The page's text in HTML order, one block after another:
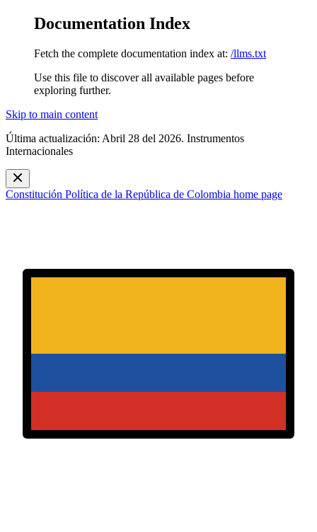
Documentation Index
Fetch the complete documentation index at: /llms.txt
Use this file to discover all available pages before
exploring further.
Skip to main content
Última actualización: Abril 28 del 2026. Instrumentos
Internacionales
Constitución Política de la República de Colombia home page